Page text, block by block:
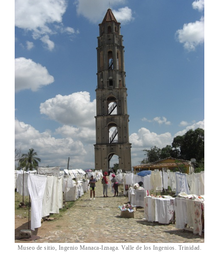
Museo de sitio, Ingenio Manaca-Iznaga. Valle de los Ingenios. Trinidad.